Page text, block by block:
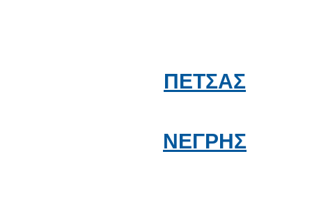
ΠΕΤΣΑΣ
ΝΕΓΡΗΣ